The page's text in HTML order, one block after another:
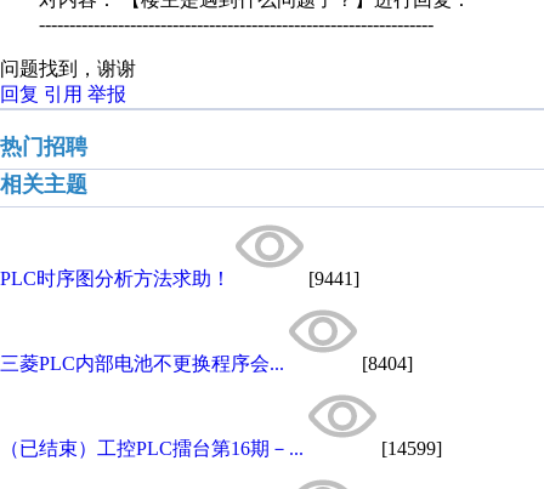
-----------------------------------------------------------------
问题找到，谢谢
回复 引用 举报
热门招聘
相关主题
PLC时序图分析方法求助！ [9441]
三菱PLC内部电池不更换程序会... [8404]
（已结束）工控PLC擂台第16期－... [14599]